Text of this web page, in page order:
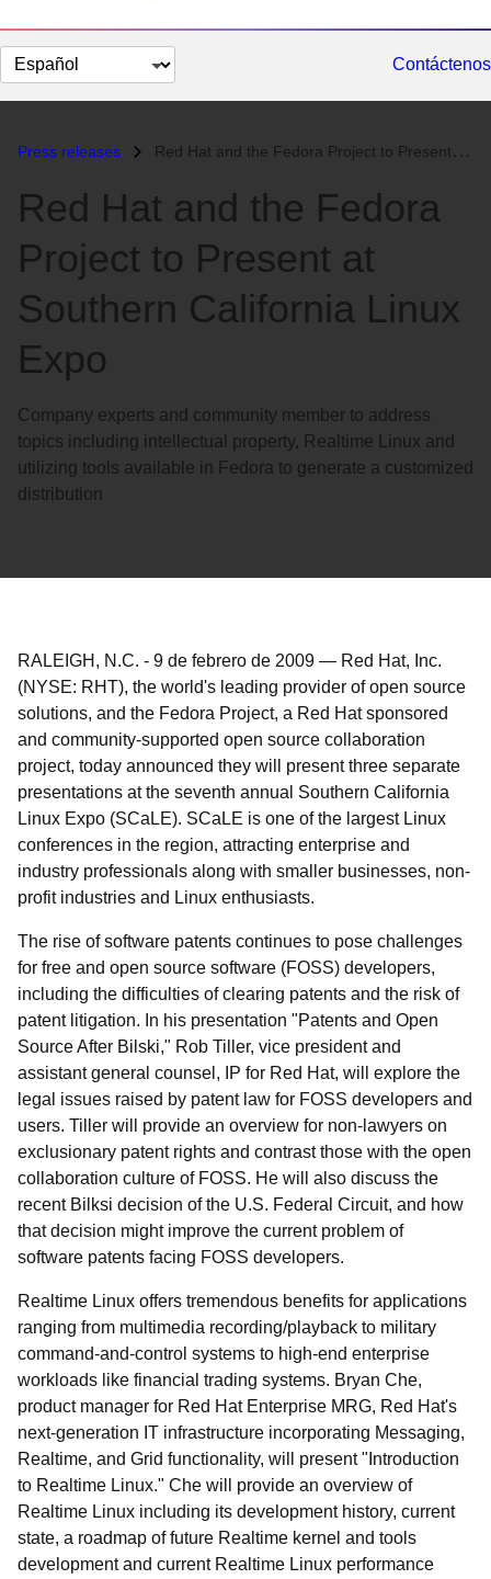
Cambiar
el
Contáctenos
Press releases Red Hat and the Fedora Project to Present at Southern California Linux...
Red Hat and the Fedora
Project to Present at
Southern California Linux
Expo
Company experts and community member to address
topics including intellectual property, Realtime Linux and
utilizing tools available in Fedora to generate a customized
distribution
RALEIGH, N.C. - 9 de febrero de 2009 — Red Hat, Inc.
(NYSE: RHT), the world's leading provider of open source
solutions, and the Fedora Project, a Red Hat sponsored
and community-supported open source collaboration
project, today announced they will present three separate
presentations at the seventh annual Southern California
Linux Expo (SCaLE). SCaLE is one of the largest Linux
conferences in the region, attracting enterprise and
industry professionals along with smaller businesses, non-
profit industries and Linux enthusiasts.
The rise of software patents continues to pose challenges
for free and open source software (FOSS) developers,
including the difficulties of clearing patents and the risk of
patent litigation. In his presentation "Patents and Open
Source After Bilski," Rob Tiller, vice president and
assistant general counsel, IP for Red Hat, will explore the
legal issues raised by patent law for FOSS developers and
users. Tiller will provide an overview for non-lawyers on
exclusionary patent rights and contrast those with the open
collaboration culture of FOSS. He will also discuss the
recent Bilksi decision of the U.S. Federal Circuit, and how
that decision might improve the current problem of
software patents facing FOSS developers.
Realtime Linux offers tremendous benefits for applications
ranging from multimedia recording/playback to military
command-and-control systems to high-end enterprise
workloads like financial trading systems. Bryan Che,
product manager for Red Hat Enterprise MRG, Red Hat's
next-generation IT infrastructure incorporating Messaging,
Realtime, and Grid functionality, will present "Introduction
to Realtime Linux." Che will provide an overview of
Realtime Linux including its development history, current
state, a roadmap of future Realtime kernel and tools
development and current Realtime Linux performance